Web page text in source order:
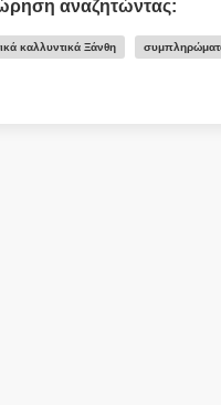
αναζητώντας:
καλλυντικά Ξάνθη